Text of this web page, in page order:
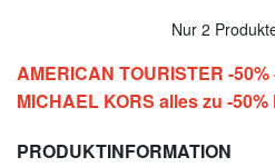
Nur 2
AMERICAN TOURISTER -
MICHAEL KORS alles zu -
PRODUKTINFORMATION